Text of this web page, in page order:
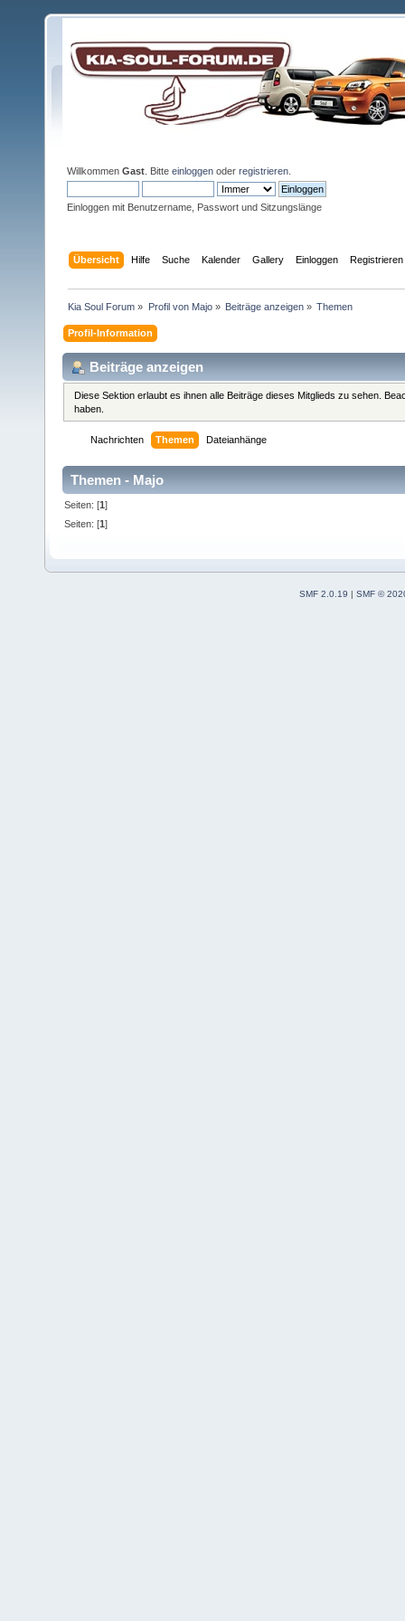
Willkommen Gast . Bitte einloggen oder registrieren
Einloggen mit Benutzername, Passwort und Sitzungslänge
Übersicht Hilfe Suche Kalender Gallery Einloggen Registrieren
Kia Soul Forum » Profil von Majo» Beiträge anzeigen» Themen
Profil-Information
Beiträge anzeigen
Diese Sektion erlaubt es ihnen alle Beiträge dieses Mitglieds zu sehen.
haben.
Nachrichten Themen Dateianhänge
Themen - Majo
Seiten: [1]
Seiten: [1]
SMF 2.0.19
SMF ©